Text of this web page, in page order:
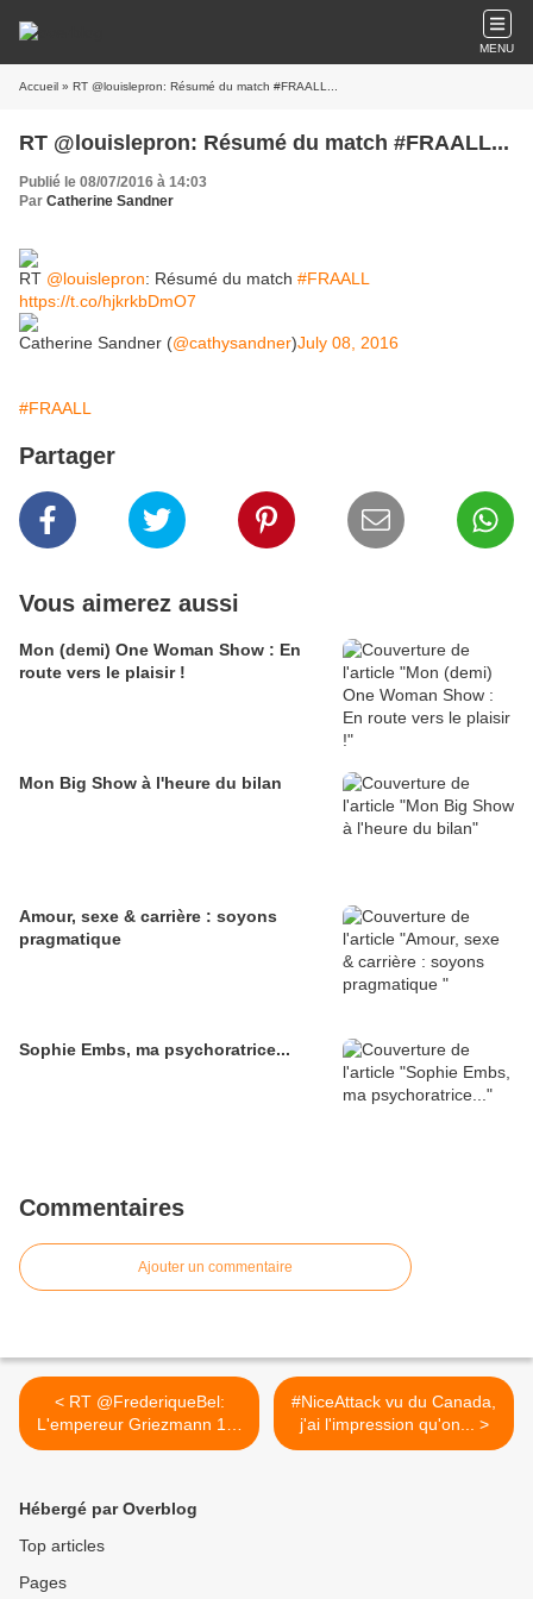
MENU
Accueil » RT @louislepron: Résumé du match #FRAALL...
RT @louislepron: Résumé du match #FRAALL...
Publié le 08/07/2016 à 14:03
Par Catherine Sandner
RT @louislepron: Résumé du match #FRAALL
https://t.co/hjkrkbDmO7
Catherine Sandner (@cathysandner)July 08, 2016
#FRAALL
Partager
Vous aimerez aussi
Mon (demi) One Woman Show : En
route vers le plaisir !
Mon Big Show à l'heure du bilan
Amour, sexe & carrière : soyons
pragmatique
Sophie Embs, ma psychoratrice...
Commentaires
Ajouter un commentaire
< RT @FrederiqueBel:
L'empereur Griezmann 1er
, qui...
#NiceAttack vu du Canada,
j'ai l'impression qu'on... >
Hébergé par Overblog
Top articles
Pages